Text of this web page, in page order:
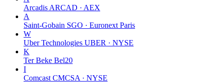
Arcadis ARCAD · AEX
A
Saint-Gobain SGO · Euronext Paris
W
Uber Technologies UBER · NYSE
K
Ter Beke Bel20
I
Comcast CMCSA · NYSE